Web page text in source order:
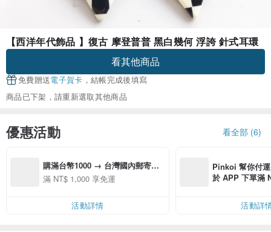
【西洋年代飾品 】復古 摩登普普 黑白幾何 浮誇 針式耳環
看其他商品
免費贈送電子賀卡 ，結帳完成後填寫
商品已下架，請重新選取其他商品
優惠活動 看全部 (6)
購滿台幣1000 → 台灣國內郵寄包
裹、7-11取貨包裹、全家取貨，享
免運！
滿 NT$ 1,000 享免運
活動詳情
Pinkoi 幫你付
於 APP 下單滿
活動詳